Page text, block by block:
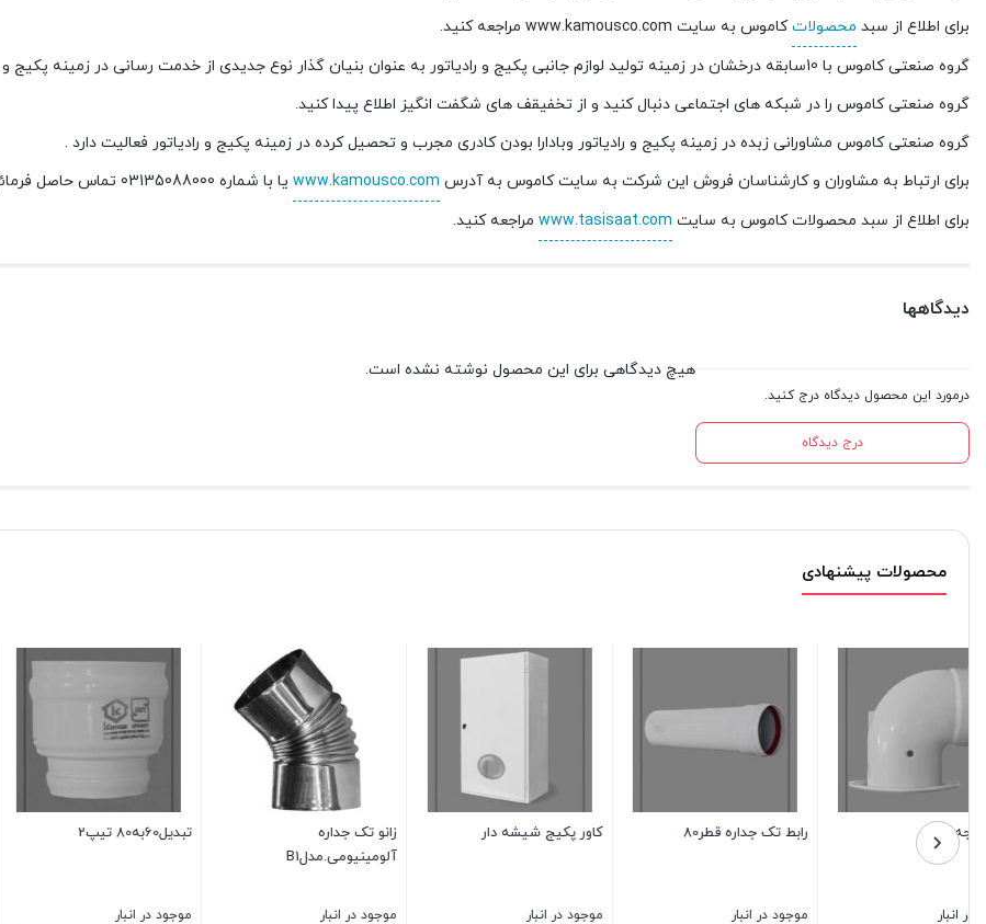
برای اطلاع از سبد محصولاتکاموس به سایت www.kamousco.com مراجعه کنید.
گروه صنعتی کاموس با 10سابقه درخشان در زمینه تولید لوازم جانبی پکیج و رادیاتور به عنوان بنیان گذار نوع جدیدی از خدمت رسانی در زمینه پکیج و رادیاتور را دارد.
گروه صنعتی کاموس را در شبکه های اجتماعی دنبال کنید و از تخفیقف های شگفت انگیز اطلاع پیدا کنید.
گروه صنعتی کاموس مشاورانی زبده در زمینه پکیج و رادیاتور وبادارا بودن کادری مجرب و تحصیل کرده در زمینه پکیج و رادیاتور فعالیت دارد .
برای ارتباط به مشاوران و کارشناسان فروش این شرکت به سایت کاموس به آدرس www.kamousco.com یا با شماره 03135088000 تماس حاصل فرمائید.
برای اطلاع از سبد محصولات کاموس به سایت www.tasisaat.com مراجعه کنید.
دیدگاهها
درمورد این محصول دیدگاه درج کنید.
درج دیدگاه
هیچ دیدگاهی برای این محصول نوشته نشده است.
محصولات پیشنهادی
کاور پکیج شیشه دار
موجود در انبار
زانو تک جداره
موجود در انبار
تبدیل60به80 تیپ2
موجود در انبار
بست دیواری قطرΦ60
موجود در انبار
آداپتورهای دیواری قطر 60
موجود در انبار